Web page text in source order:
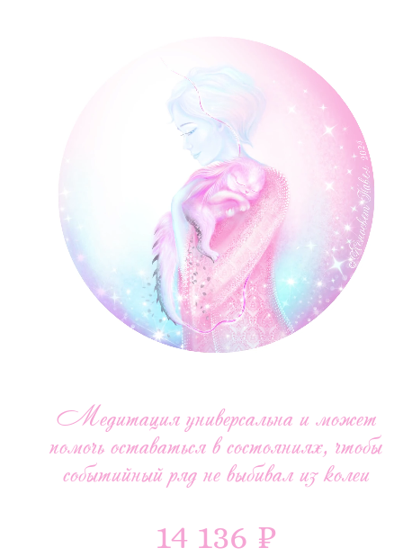
Медитация универсальна и может
помочь оставаться в состояниях, чтобы
событийный ряд не выбивал из колеи
14 136 ₽